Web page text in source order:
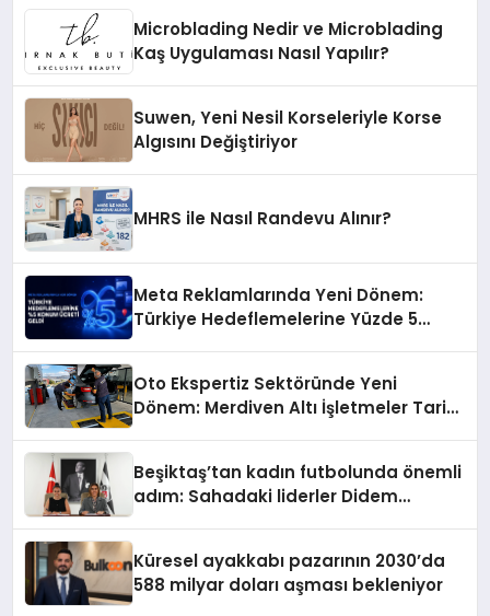
Microblading Nedir ve Microblading
Kaş Uygulaması Nasıl Yapılır?
Suwen, Yeni Nesil Korseleriyle Korse
Algısını Değiştiriyor
MHRS ile Nasıl Randevu Alınır?
Meta Reklamlarında Yeni Dönem:
Türkiye Hedeflemelerine Yüzde 5
Oto Ekspertiz Sektöründe Yeni
Dönem: Merdiven Altı İşletmeler Tarih
Beşiktaş’tan kadın futbolunda önemli
adım: Sahadaki liderler Didem
Küresel ayakkabı pazarının 2030’da
588 milyar doları aşması bekleniyor